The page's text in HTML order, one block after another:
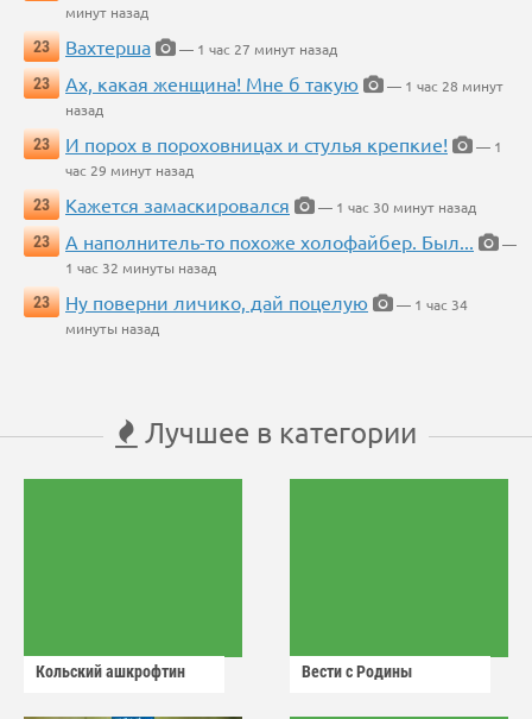
минут назад
23
Вахтерша
— 1 час 27 минут назад
23
Ах, какая женщина! Мне б такую
— 1 час 28 минут
назад
23
И порох в пороховницах и стулья крепкие!
— 1
час 29 минут назад
23
Кажется замаскировался
— 1 час 30 минут назад
23
А наполнитель-то похоже холофайбер. Был...
—
1 час 32 минуты назад
23
Ну поверни личико, дай поцелую
— 1 час 34
минуты назад
Лучшее в категории
Кольский ашкрофтин Вести с Родины